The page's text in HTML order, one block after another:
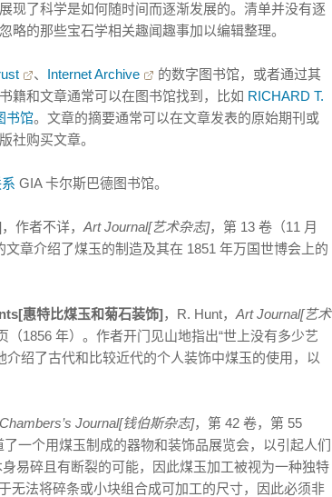
现了科学是如何随时间而逐渐发展的。清单并没有逐
略的那些宝石学相关趣闻趣事加以编辑整理。
、 Internet Archive
的数字图书馆，或者通过其
籍和文章通常可以在图书馆找到，比如 RICHARD T.
书馆。文章的摘要通常可以在文章发表的原始期刊或
社购买文章。
GIA 卡尔斯巴德图书馆。
，作者不详， Art Journal[艺术杂志]，第 13 卷（11 月
章介绍了煤玉的制造及其在 1851 年万国世博会上的
惠特比煤玉和菊石装饰]，R. Hunt， Art Journal[艺术
（1856 年）。作者开门见山地指出“世上没有多少艺
介绍了古代和比较近代的个人装饰中煤玉的使用，以
Chambers’s Journal[钱伯斯杂志]，第 42 卷，第 55
一个用煤玉制成的器物和装饰品展览会，以引起人们
易碎且有断裂的可能，因此煤玉加工被视为一种独特
无法将碎条或小块组合成可加工的尺寸，因此必须非